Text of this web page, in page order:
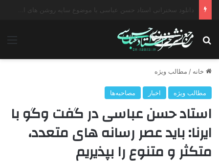
دانلود سخنرانی استاد حسن عباسی با موضوع چهار انتخاب ۱۴۰۰
جستجو برای
خانه / مطالب ویژه
مطالب ویژه اخبار مصاحبه‌ها
استاد حسن عباسی در گفت وگو با
ایرنا: باید عصر رسانه های متعدد،
متکثر و متنوع را بپذیریم